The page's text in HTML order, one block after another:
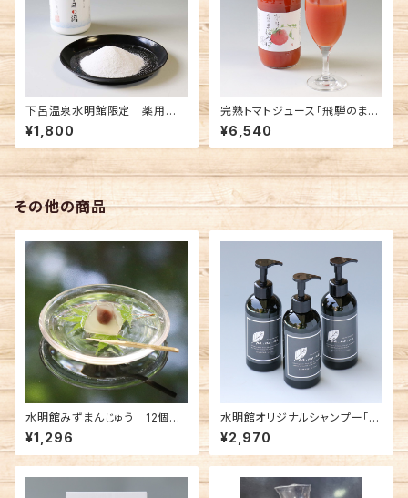
下呂温泉水明館限定 薬用入
浴剤「下呂の湯」ボトル 1本
¥1,800
完熟トマトジュース「飛騨のまほ
ろば」500ml 12本入
¥6,540
その他の商品
水明館みずまんじゅう 12個
入 1箱
¥1,296
水明館オリジナルシャンプー「h
a.no.ne」 1本
¥2,970